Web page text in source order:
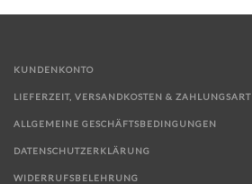
KUNDENKONTO
LIEFERZEIT, VERSANDKOSTEN & ZAHLUNGSART
ALLGEMEINE GESCHÄFTSBEDINGUNGEN
DATENSCHUTZERKLÄRUNG
WIDERRUFSBELEHRUNG